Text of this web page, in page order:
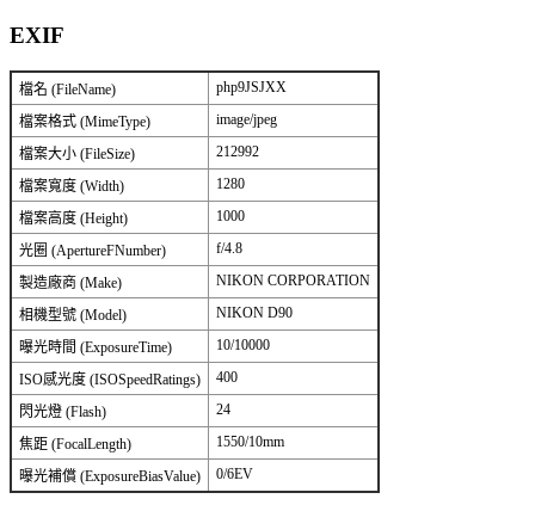
EXIF
檔名 (FileName) php9JSJXX
檔案格式 (MimeType) image/jpeg
檔案大小 (FileSize) 212992
檔案寬度 (Width) 1280
檔案高度 (Height) 1000
光圈 (ApertureFNumber) f/4.8
製造廠商 (Make) NIKON CORPORATION
相機型號 (Model) NIKON D90
曝光時間 (ExposureTime) 10/10000
ISO感光度 (ISOSpeedRatings) 400
閃光燈 (Flash) 24
焦距 (FocalLength) 1550/10mm
曝光補償 (ExposureBiasValue) 0/6EV